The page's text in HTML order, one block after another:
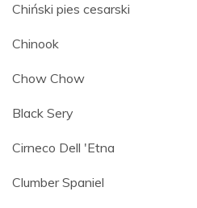
Chiński pies cesarski
Chinook
Chow Chow
Black Sery
Cirneco Dell 'Etna
Clumber Spaniel